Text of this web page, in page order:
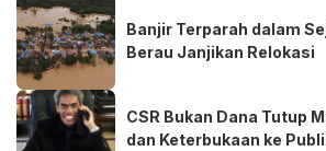
Banjir Terparah dalam
Berau Janjikan Relokasi
CSR Bukan Dana Tutup
dan Keterbukaan ke